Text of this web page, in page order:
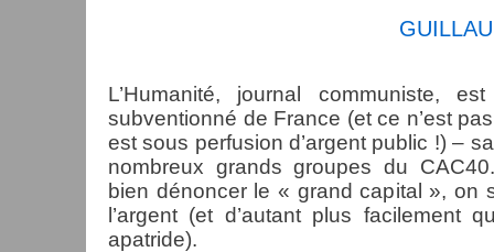
L’Humanité, journal commu­niste,
subventionné de France (et ce n’est
est sous perfusion d’argent public !) –
nombreux grands groupes du
bien dénoncer le « grand capital », on
l’argent (et d’autant plus facilement
apatride).